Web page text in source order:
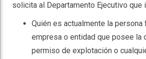
solicita al Departamento Ejecutivo que
Quién es actualmente la persona
empresa o entidad que posee la
permiso de explotación o